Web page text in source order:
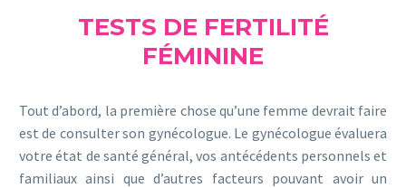
TESTS DE FERTILITÉ
FÉMININE
Tout d’abord, la première chose qu’une femme devrait faire
est de consulter son gynécologue. Le gynécologue évaluera
votre état de santé général, vos antécédents personnels et
familiaux ainsi que d’autres facteurs pouvant avoir un